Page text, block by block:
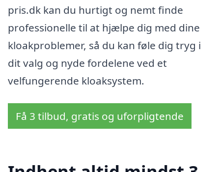
pris.dk kan du hurtigt og nemt finde
professionelle til at hjælpe dig med dine
kloakproblemer, så du kan føle dig tryg i
dit valg og nyde fordelene ved et
velfungerende kloaksystem.
Få 3 tilbud, gratis og uforpligtende